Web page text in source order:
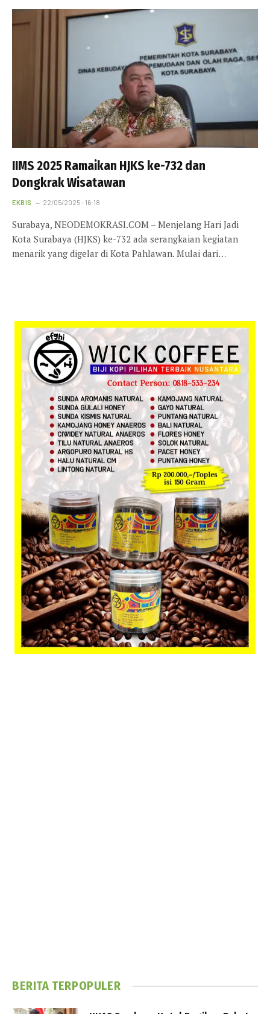
IIMS 2025 Ramaikan HJKS ke-732 dan
Dongkrak Wisatawan
EKBIS 22/05/2025 - 16:18
Surabaya, NEODEMOKRASI.COM – Menjelang Hari Jadi
Kota Surabaya (HJKS) ke-732 ada serangkaian kegiatan
menarik yang digelar di Kota Pahlawan. Mulai dari…
BERITA TERPOPULER